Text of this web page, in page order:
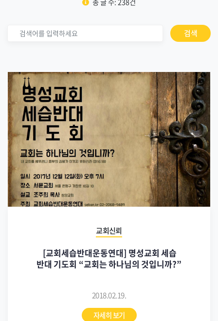
검색
교회신뢰
[교회세습반대운동연대] 명성교회 세습
반대 기도회 “교회는 하나님의 것입니까?”
2018.02.19.
자세히 보기